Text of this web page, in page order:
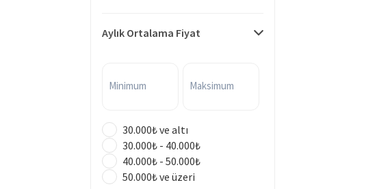
Aylık Ortalama Fiyat
Minimum Maksimum
30.000₺ ve altı
30.000₺ - 40.000₺
40.000₺ - 50.000₺
50.000₺ ve üzeri